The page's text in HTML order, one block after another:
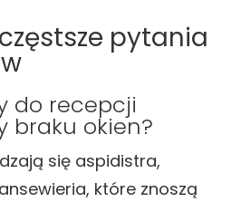
pytania
do recepcji
braku okien?
się aspidistra,
które znoszą